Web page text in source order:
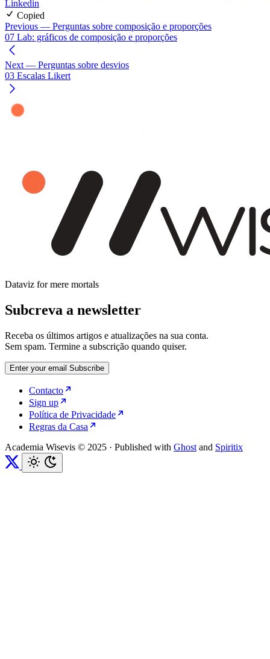
Linkedin
Copied
Previous — Perguntas sobre composição e proporções
07 Lab: gráficos de composição e proporções
Next — Perguntas sobre desvios
03 Escalas Likert
Dataviz for mere mortals
Subcreva a newsletter
Receba os últimos artigos e atualizações na sua conta.
Sem spam. Termine a subscrição quando quiser.
Enter your email Subscribe
Contacto
Sign up
Política de Privacidade
Regras da Casa
Academia Wisevis © 2025 · Published with Ghost and Spiritix